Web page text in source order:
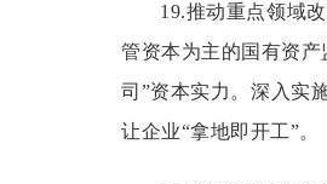
19.推动重点领域改
管资本为主的国有资
司”资本实力。深入实
让企业“拿地即开工”。